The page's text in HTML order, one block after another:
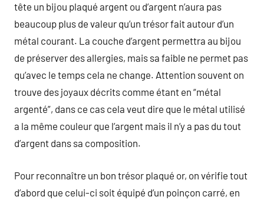
tête un bijou plaqué argent ou d’argent n’aura pas
beaucoup plus de valeur qu’un trésor fait autour d’un
métal courant. La couche d’argent permettra au bijou
de préserver des allergies, mais sa faible ne permet pas
qu’avec le temps cela ne change. Attention souvent on
trouve des joyaux décrits comme étant en “métal
argenté”, dans ce cas cela veut dire que le métal utilisé
a la même couleur que l’argent mais il n’y a pas du tout
d’argent dans sa composition.
Pour reconnaître un bon trésor plaqué or, on vérifie tout
d’abord que celui-ci soit équipé d’un poinçon carré, en